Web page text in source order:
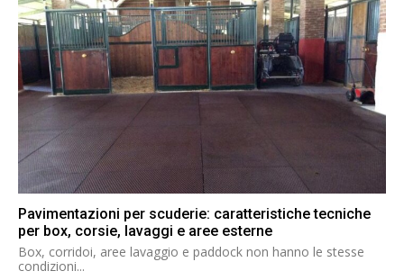
Pavimentazioni per scuderie: caratteristiche tecniche
per box, corsie, lavaggi e aree esterne
Box, corridoi, aree lavaggio e paddock non hanno le stesse
condizioni...